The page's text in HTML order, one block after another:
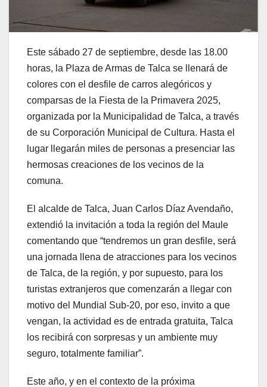
Este sábado 27 de septiembre, desde las 18.00
horas, la Plaza de Armas de Talca se llenará de
colores con el desfile de carros alegóricos y
comparsas de la Fiesta de la Primavera 2025,
organizada por la Municipalidad de Talca, a través
de su Corporación Municipal de Cultura. Hasta el
lugar llegarán miles de personas a presenciar las
hermosas creaciones de los vecinos de la
comuna.
El alcalde de Talca, Juan Carlos Díaz Avendaño,
extendió la invitación a toda la región del Maule
comentando que “tendremos un gran desfile, será
una jornada llena de atracciones para los vecinos
de Talca, de la región, y por supuesto, para los
turistas extranjeros que comenzarán a llegar con
motivo del Mundial Sub-20, por eso, invito a que
vengan, la actividad es de entrada gratuita, Talca
los recibirá con sorpresas y un ambiente muy
seguro, totalmente familiar”.
Este año, y en el contexto de la próxima